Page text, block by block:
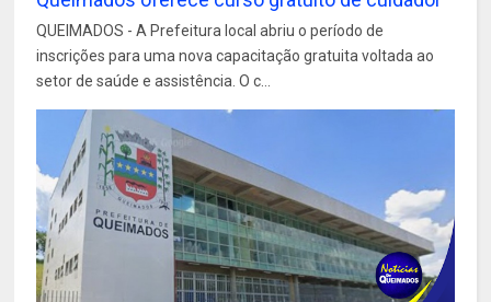
QUEIMADOS - A Prefeitura local abriu o período de
inscrições para uma nova capacitação gratuita voltada ao
setor de saúde e assistência. O c...